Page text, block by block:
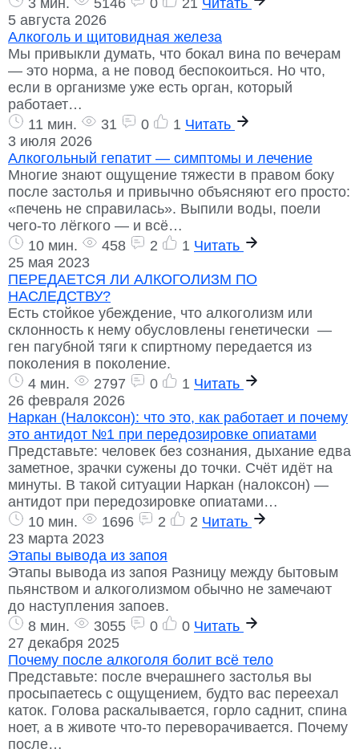
5 августа 2026
Алкоголь и щитовидная железа
Мы привыкли думать, что бокал вина по вечерам
— это норма, а не повод беспокоиться. Но что,
если в организме уже есть орган, который
работает…
11 мин.
31 0 1 Читать
3 июля 2026
Алкогольный гепатит — симптомы и лечение
Многие знают ощущение тяжести в правом боку
после застолья и привычно объясняют его просто:
«печень не справилась». Выпили воды, поели
чего-то лёгкого — и всё…
10 мин.
458 2 1 Читать
25 мая 2023
ПЕРЕДАЕТСЯ ЛИ АЛКОГОЛИЗМ ПО
НАСЛЕДСТВУ?
Есть стойкое убеждение, что алкоголизм или
склонность к нему обусловлены генетически —
ген пагубной тяги к спиртному передается из
поколения в поколение.
4 мин.
2797 0 1 Читать
26 февраля 2026
Наркан (Налоксон): что это, как работает и почему
это антидот №1 при передозировке опиатами
Представьте: человек без сознания, дыхание едва
заметное, зрачки сужены до точки. Счёт идёт на
минуты. В такой ситуации Наркан (налоксон) —
антидот при передозировке опиатами…
10 мин.
1696 2 2 Читать
23 марта 2023
Этапы вывода из запоя
Этапы вывода из запоя Разницу между бытовым
пьянством и алкоголизмом обычно не замечают
до наступления запоев.
8 мин.
3055 0 0 Читать
27 декабря 2025
Почему после алкоголя болит всё тело
Представьте: после вчерашнего застолья вы
просыпаетесь с ощущением, будто вас переехал
каток. Голова раскалывается, горло саднит, спина
ноет, а в животе что-то переворачивается. Почему
после…